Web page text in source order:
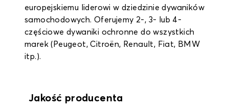
europejskiemu liderowi w dziedzinie dywaników
samochodowych. Oferujemy 2-, 3- lub 4-
częściowe dywaniki ochronne do wszystkich
marek (Peugeot, Citroën, Renault, Fiat, BMW
itp.).
Gwarancja do 2 lat